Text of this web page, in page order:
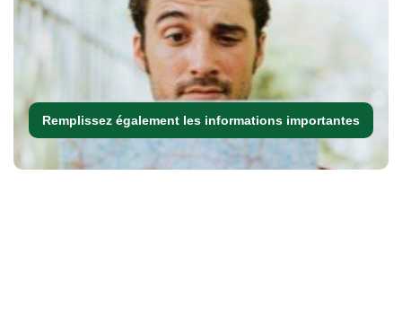
Remplissez également les informations importantes